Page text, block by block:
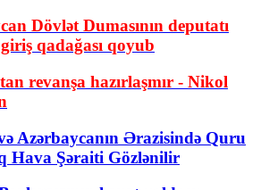
Dövlət Dumasının deputatı
qadağası qoyub
revanşa hazırlaşmır - Nikol
Azərbaycanın Ərazisində Quru
Hava Şəraiti Gözlənilir